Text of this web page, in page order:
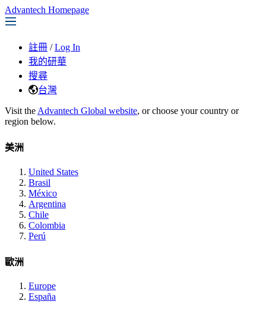
Advantech Homepage
註冊 / Log In
我的研華
搜尋
台灣
Visit the Advantech Global website, or choose your country or
region below.
美洲
United States
Brasil
México
Argentina
Chile
Colombia
Perú
歐洲
Europe
España